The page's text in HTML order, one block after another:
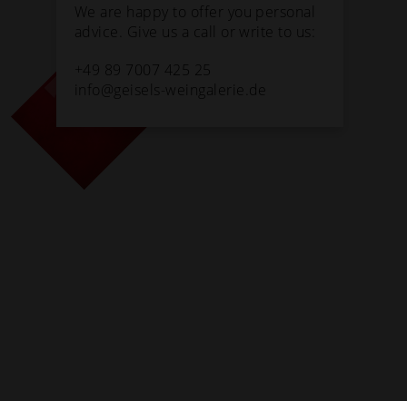
We are happy to offer you personal
advice. Give us a call or write to us:
+49 89 7007 425 25
info@geisels-weingalerie.de